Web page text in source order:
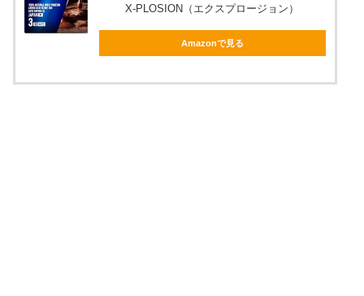
X-PLOSION（エクスプロージョン）
Amazonで見る